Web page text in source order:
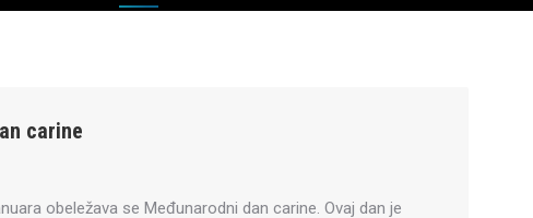
carine
obeležava se Međunarodni dan carine. Ovaj dan je